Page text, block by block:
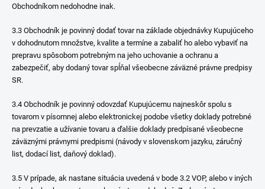
Obchodníkom nedohodne inak.
3.3 Obchodník je povinný dodať tovar na základe objednávky Kupujúceho
v dohodnutom množstve, kvalite a termíne a zabaliť ho alebo vybaviť na
prepravu spôsobom potrebným na jeho uchovanie a ochranu a
zabezpečiť, aby dodaný tovar spĺňal všeobecne záväzné právne predpisy
SR.
3.4 Obchodník je povinný odovzdať Kupujúcemu najneskôr spolu s
tovarom v písomnej alebo elektronickej podobe všetky doklady potrebné
na prevzatie a užívanie tovaru a ďalšie doklady predpísané všeobecne
záväznými právnymi predpismi (návody v slovenskom jazyku, záručný
list, dodací list, daňový doklad).
3.5 V prípade, ak nastane situácia uvedená v bode 3.2 VOP, alebo v iných